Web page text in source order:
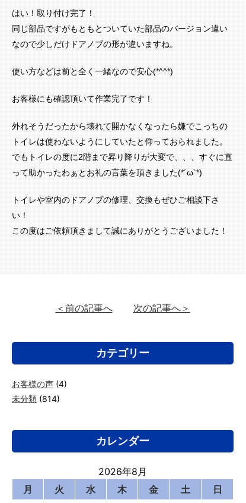
はい！取り付け完了！
同じ部品ですがもともとついていた部品のバージョン違い
なので少しだけドアノブの形が違いますね。
使い方などは前と全く一緒なので安心(*^^*)
お客様にも確認頂いて作業完了です！
外れそうだったから壊れて開かなくなったら嫌でこっちの
トイレは使わないようにしていたと仰っておられました。
でもトイレの度に2階まで昇り降りが大変で、、、すぐに直
って助かったわぁとお礼の言葉を頂きました(*´ω`*)
トイレや室内のドアノブの修理、交換もぜひご相談下さ
い！
この度はご依頼頂きまして誠にありがとうございました！
＜前の記事へ 次の記事へ＞
カテゴリー
お客様の声 (4)
未分類 (814)
カレンダー
2026年8月
月
火 水 木 金 土 日